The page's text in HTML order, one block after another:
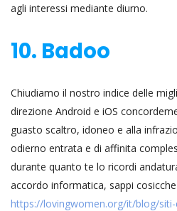
agli interessi mediante diurno.
10. Badoo
Chiudiamo il nostro indice delle
direzione Android e iOS
guasto scaltro, idoneo e alla
odierno entrata e di affinita
durante quanto te lo ricordi
accordo informatica, sappi
https://lovingwomen.org/it/blog/